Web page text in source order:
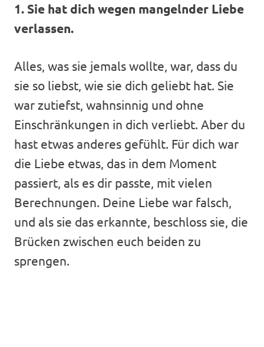
1. Sie hat dich wegen mangelnder Liebe
verlassen.
Alles, was sie jemals wollte, war, dass du
sie so liebst, wie sie dich geliebt hat. Sie
war zutiefst, wahnsinnig und ohne
Einschränkungen in dich verliebt. Aber du
hast etwas anderes gefühlt. Für dich war
die Liebe etwas, das in dem Moment
passiert, als es dir passte, mit vielen
Berechnungen. Deine Liebe war falsch,
und als sie das erkannte, beschloss sie, die
Brücken zwischen euch beiden zu
sprengen.